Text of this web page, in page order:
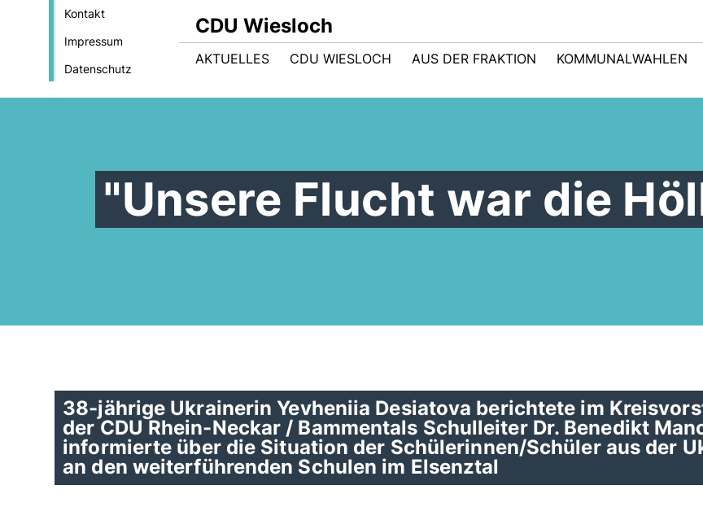
Kontakt
Impressum
Datenschutz
CDU Wiesloch
AKTUELLES CDU WIESLOCH AUS DER FRAKTION KOMMUNALWAHLEN
"Unsere Flucht war die
38-jährige Ukrainerin Yevheniia Desiatova berichtete im
der CDU Rhein-Neckar / Bammentals Schulleiter Dr. Benedikt
informierte über die Situation der Schülerinnen/Schüler aus der
an den weiterführenden Schulen im Elsenztal